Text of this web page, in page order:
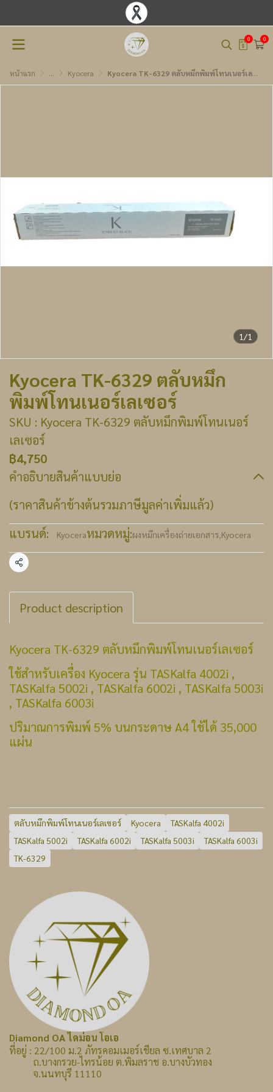
0 0
หน้าแรก ... Kyocera Kyocera TK-6329 ตลับหมึกพิมพ์โทนเนอร์เลเซอร์
1/1
Kyocera TK-6329 ตลับหมึก
พิมพ์โทนเนอร์เลเซอร์
SKU : Kyocera TK-6329 ตลับหมึกพิมพ์โทนเนอร์
เลเซอร์
฿4,750
คำอธิบายสินค้าแบบย่อ
(ราคาสินค้าข้างต้นรวมภาษีมูลค่าเพิ่มแล้ว)
แบรนด์:
Kyoceraหมวดหมู่:ผงหมึกเครื่องถ่ายเอกสาร,Kyocera
แชร์
Product description
Kyocera TK-6329 ตลับหมึกพิมพ์โทนเนอร์เลเซอร์
ใช้สำหรับเครื่อง Kyocera รุ่น TASKalfa 4002i ,
TASKalfa 5002i , TASKalfa 6002i , TASKalfa 5003i
, TASKalfa 6003i
ปริมาณการพิมพ์ 5% บนกระดาษ A4 ใช้ได้ 35,000
แผ่น
ตลับหมึกพิมพ์โทนเนอร์เลเซอร์ Kyocera
TASKalfa 4002i
TASKalfa 5002i
TASKalfa 6002i TASKalfa 5003i
TASKalfa 6003i
TK-6329
Diamond OA ไดม่อน โอเอ
ที่อยู่ : 22/100 ม.2 ภัทรคอมเมอร์เชียล ซ.เทศบาล 2
ถ.บางกรวย-ไทรน้อย ต.พิมลราช อ.บางบัวทอง
จ.นนทบุรี 11110